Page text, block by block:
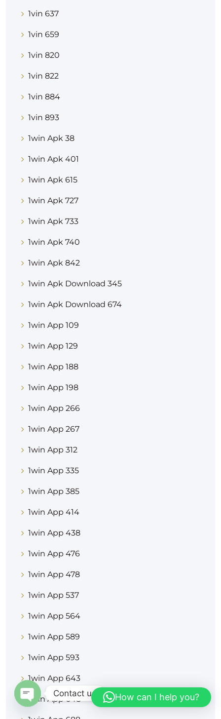
1vin 637
1vin 659
1vin 820
1vin 822
1vin 884
1vin 893
1win Apk 38
1win Apk 401
1win Apk 615
1win Apk 727
1win Apk 733
1win Apk 740
1win Apk 842
1win Apk Download 345
1win Apk Download 674
1win App 109
1win App 129
1win App 188
1win App 198
1win App 266
1win App 267
1win App 312
1win App 335
1win App 385
1win App 414
1win App 438
1win App 476
1win App 478
1win App 537
1win App 564
1win App 589
1win App 593
1win App 643
1win App 648 How can I help you?
Contact us